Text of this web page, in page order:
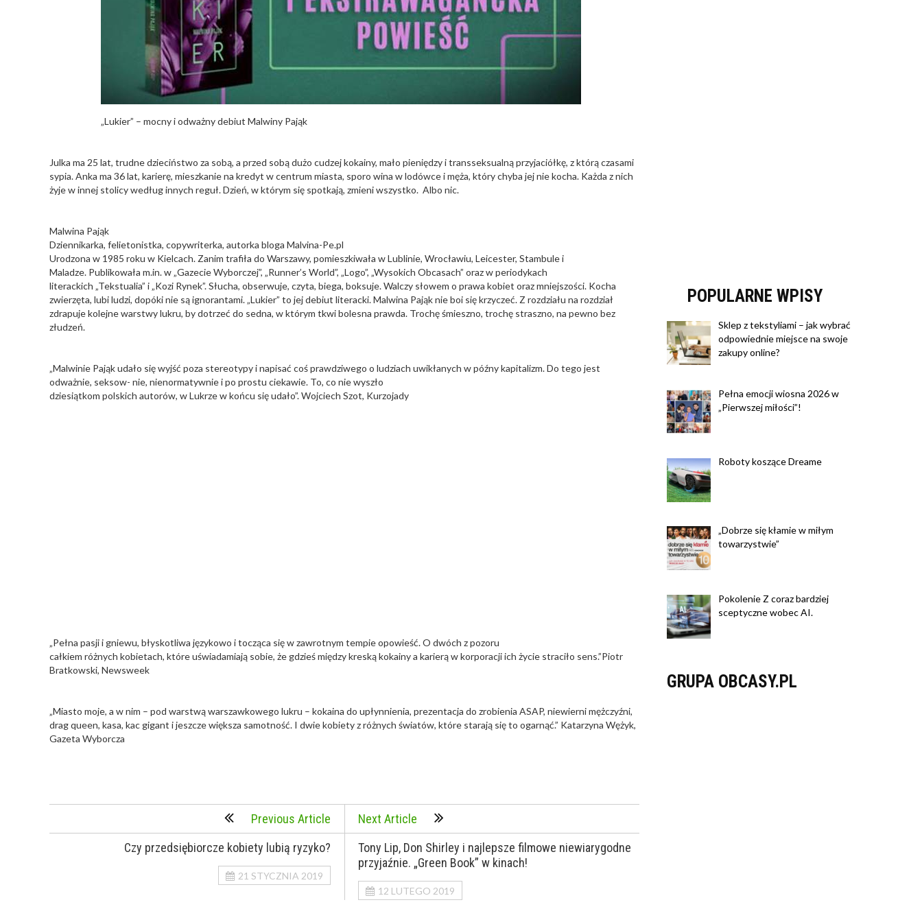
„Lukier” – mocny i odważny debiut Malwiny Pająk
Julka ma 25 lat, trudne dzieciństwo za sobą, a przed sobą dużo cudzej kokainy, mało pieniędzy i transseksualną przyjaciółkę, z którą czasami
sypia. Anka ma 36 lat, karierę, mieszkanie na kredyt w centrum miasta, sporo wina w lodówce i męża, który chyba jej nie kocha. Każda z nich
żyje w innej stolicy według innych reguł. Dzień, w którym się spotkają, zmieni wszystko. Albo nic.
Malwina Pająk
Dziennikarka, felietonistka, copywriterka, autorka bloga Malvina-Pe.pl
Urodzona w 1985 roku w Kielcach. Zanim trafiła do Warszawy, pomieszkiwała w Lublinie, Wrocławiu, Leicester, Stambule i
Maladze. Publikowała m.in. w „Gazecie Wyborczej”, „Runner’s World”, „Logo”, „Wysokich Obcasach” oraz w periodykach
literackich „Tekstualia” i „Kozi Rynek”. Słucha, obserwuje, czyta, biega, boksuje. Walczy słowem o prawa kobiet oraz mniejszości. Kocha
zwierzęta, lubi ludzi, dopóki nie są ignorantami. „Lukier” to jej debiut literacki. Malwina Pająk nie boi się krzyczeć. Z rozdziału na rozdział
zdrapuje kolejne warstwy lukru, by dotrzeć do sedna, w którym tkwi bolesna prawda. Trochę śmieszno, trochę straszno, na pewno bez
złudzeń.
„Malwinie Pająk udało się wyjść poza stereotypy i napisać coś prawdziwego o ludziach uwikłanych w późny kapitalizm. Do tego jest
odważnie, seksow- nie, nienormatywnie i po prostu ciekawie. To, co nie wyszło
dziesiątkom polskich autorów, w Lukrze w końcu się udało”. Wojciech Szot, Kurzojady
„Pełna pasji i gniewu, błyskotliwa językowo i tocząca się w zawrotnym tempie opowieść. O dwóch z pozoru
całkiem różnych kobietach, które uświadamiają sobie, że gdzieś między kreską kokainy a karierą w korporacji ich życie straciło sens.”Piotr
Bratkowski, Newsweek
„Miasto moje, a w nim – pod warstwą warszawkowego lukru – kokaina do upłynnienia, prezentacja do zrobienia ASAP, niewierni mężczyźni,
drag queen, kasa, kac gigant i jeszcze większa samotność. I dwie kobiety z różnych światów, które starają się to ogarnąć.” Katarzyna Wężyk,
Gazeta Wyborcza
Previous Article
Czy przedsiębiorcze kobiety lubią ryzyko?
21 STYCZNIA 2019
Next Article
Tony Lip, Don Shirley i najlepsze filmowe niewiarygodne
przyjaźnie. „Green Book” w kinach!
12 LUTEGO 2019
POPULARNE WPISY
Sklep z tekstyliami – jak wybrać
odpowiednie miejsce na swoje
zakupy online?
Pełna emocji wiosna 2026 w
„Pierwszej miłości”!
Roboty koszące Dreame
„Dobrze się kłamie w miłym
towarzystwie”
Pokolenie Z coraz bardziej
sceptyczne wobec AI.
GRUPA OBCASY.PL